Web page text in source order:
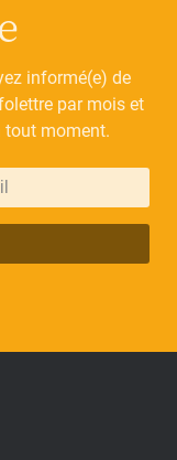
informé(e) de
par mois et
tout moment.